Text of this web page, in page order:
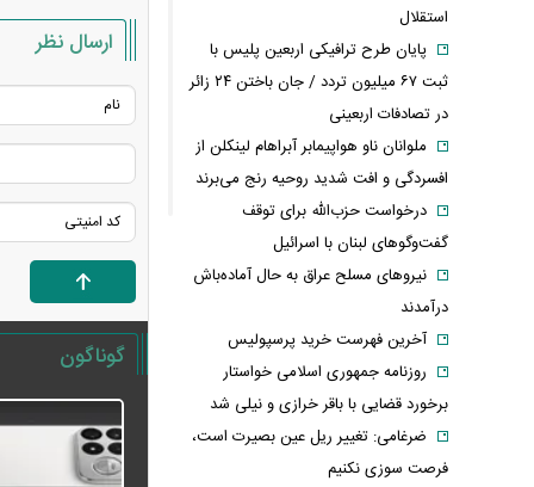
ارسال نظر
گوناگون
استقلال
پایان طرح ترافیکی اربعین پلیس با
ثبت ۶۷ میلیون تردد / جان باختن ۲۴ زائر
در تصادفات اربعینی
ملوانان ناو هواپیمابر آبراهام لینکلن از
افسردگی و افت شدید روحیه رنج می‌برند
درخواست حزب‌الله برای توقف
گفت‌وگوهای لبنان با اسرائیل
نیروهای مسلح عراق به حال آماده‌باش
درآمدند
آخرین فهرست خرید پرسپولیس
روزنامه جمهوری اسلامی خواستار
برخورد قضایی با باقر خرازی و نیلی شد
ضرغامی: تغییر ریل عین بصیرت است،
فرصت سوزی نکنیم